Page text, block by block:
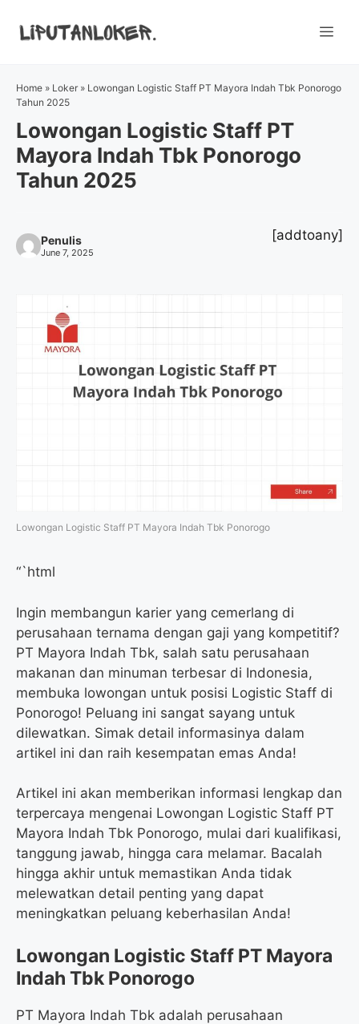
Home » Loker » Lowongan Logistic Staff PT Mayora Indah Tbk Ponorogo
Tahun 2025
Lowongan Logistic Staff PT
Mayora Indah Tbk Ponorogo
Tahun 2025
Penulis
June 7, 2025
[addtoany]
Lowongan Logistic Staff PT Mayora Indah Tbk Ponorogo
“`html
Ingin membangun karier yang cemerlang di
perusahaan ternama dengan gaji yang kompetitif?
PT Mayora Indah Tbk, salah satu perusahaan
makanan dan minuman terbesar di Indonesia,
membuka lowongan untuk posisi Logistic Staff di
Ponorogo! Peluang ini sangat sayang untuk
dilewatkan. Simak detail informasinya dalam
artikel ini dan raih kesempatan emas Anda!
Artikel ini akan memberikan informasi lengkap dan
terpercaya mengenai Lowongan Logistic Staff PT
Mayora Indah Tbk Ponorogo, mulai dari kualifikasi,
tanggung jawab, hingga cara melamar. Bacalah
hingga akhir untuk memastikan Anda tidak
melewatkan detail penting yang dapat
meningkatkan peluang keberhasilan Anda!
Lowongan Logistic Staff PT Mayora
Indah Tbk Ponorogo
PT Mayora Indah Tbk adalah perusahaan